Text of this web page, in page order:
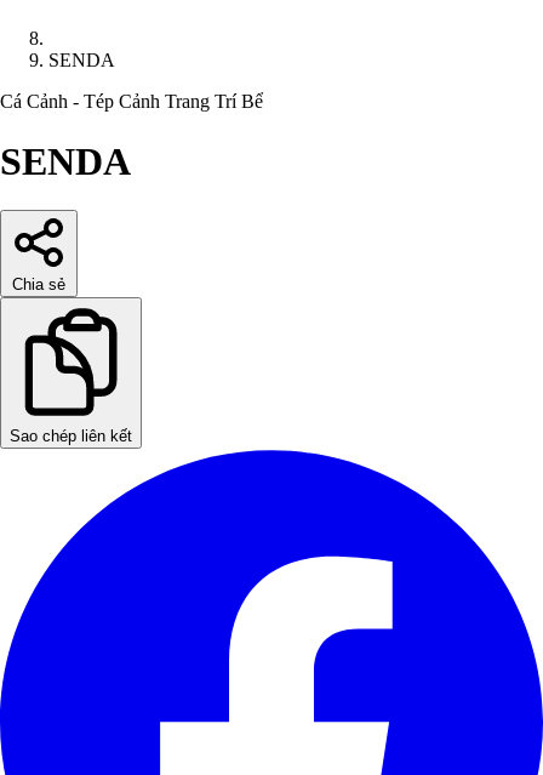
SENDA
Cá Cảnh - Tép Cảnh Trang Trí Bể
SENDA
Chia sẻ
Sao chép liên kết